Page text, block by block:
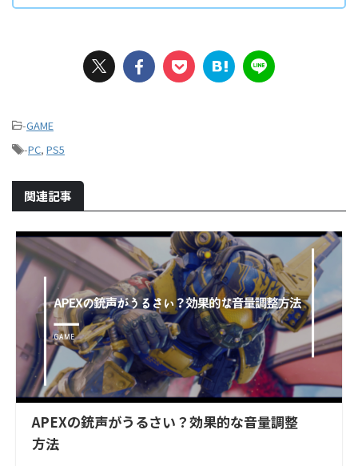
-GAME
-PC, PS5
関連記事
APEXの銃声がうるさい？効果的な音量調整
方法